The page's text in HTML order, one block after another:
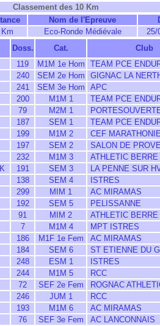
Classement des 10 Km
Nom de l'Epreuve
Eco-Ronde Médiévale 25/
Doss. Cat. Club
119 M1M 1e Hom TEAM PCE
240 SEM 2e Hom GIGNAC LA
241 SEM 3e Hom APC
200 M1M 1 TEAM PCE
79 M2M 1
187 SEM 1 TEAM PCE
199 M1M 2 CEF
197 SEM 2 SALON DE
232 M1M 3 ATHLETIC BERRE
191 SEM 3 LA PENNE SUR
138 SEM 4 ISTRES
299 MIM 1 AC MIRAMAS
192 SEM 5 PELISSANNE
91 MIM 2 ATHLETIC BERRE
7 M1M 4 MPT ISTRES
186 M1F 1e Fem AC MIRAMAS
184 SEM 6 ST ETIENNE DU
248 ESM 1 ISTRES
244 M1M 5 RCC
72 SEF 2e Fem ROGNAC
246 JUM 1 RCC
193 M1M 6 AC MIRAMAS
76 SEF 3e Fem AC LANCONNAIS